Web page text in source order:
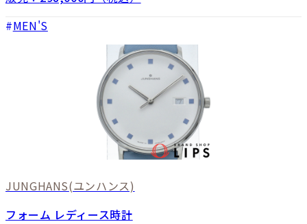
MEN'S
JUNGHANS(ユンハンス)
フォーム レディース時計